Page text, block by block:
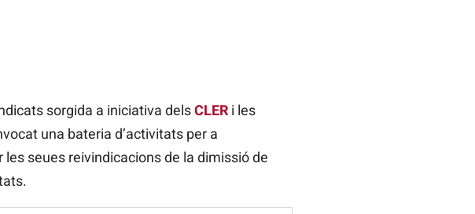
sorgida a iniciativa delsCLERi les
una bateria d’activitats per a
seues reivindicacions de la dimissió de